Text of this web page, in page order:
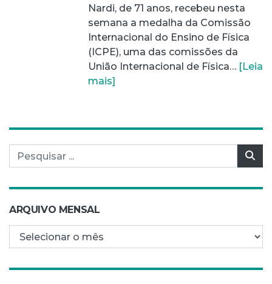
Nardi, de 71 anos, recebeu nesta
semana a medalha da Comissão
Internacional do Ensino de Física
(ICPE), uma das comissões da
União Internacional de Física… [Leia
mais]
Pesquisar por:
ARQUIVO MENSAL
Arquivo mensal